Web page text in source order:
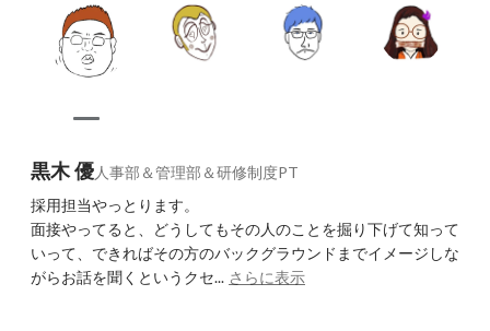
黒木 優人事部＆管理部＆研修制度PT
採用担当やっとります。
面接やってると、どうしてもその人のことを掘り下げて知って
いって、できればその方のバックグラウンドまでイメージしな
がらお話を聞くというクセ... さらに表示